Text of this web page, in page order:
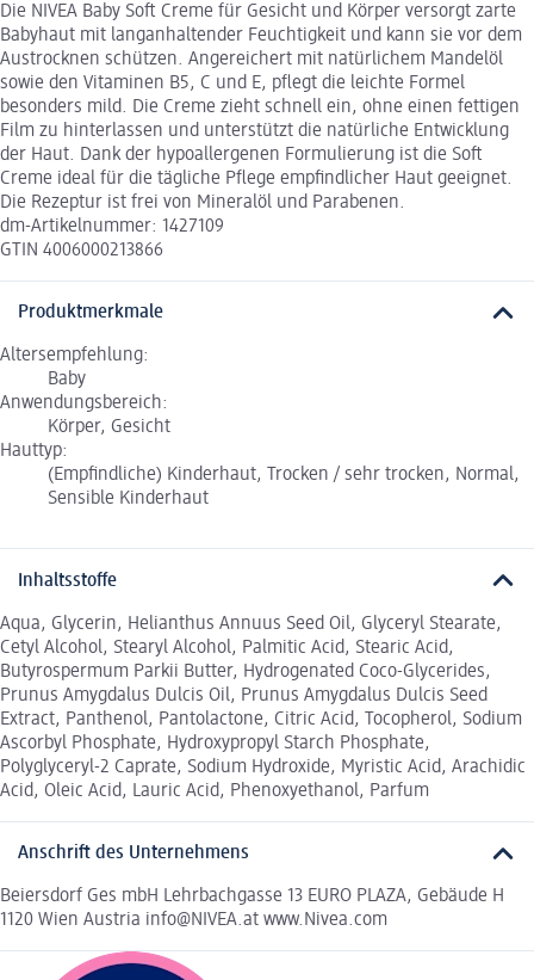
Die NIVEA Baby Soft Creme für Gesicht und Körper versorgt zarte
Babyhaut mit langanhaltender Feuchtigkeit und kann sie vor dem
Austrocknen schützen. Angereichert mit natürlichem Mandelöl
sowie den Vitaminen B5, C und E, pflegt die leichte Formel
besonders mild. Die Creme zieht schnell ein, ohne einen fettigen
Film zu hinterlassen und unterstützt die natürliche Entwicklung
der Haut. Dank der hypoallergenen Formulierung ist die Soft
Creme ideal für die tägliche Pflege empfindlicher Haut geeignet.
Die Rezeptur ist frei von Mineralöl und Parabenen.
dm-Artikelnummer: 1427109
GTIN 4006000213866
Produktmerkmale
Altersempfehlung:
Baby
Anwendungsbereich:
Körper, Gesicht
Hauttyp:
(Empfindliche) Kinderhaut, Trocken / sehr trocken, Normal,
Sensible Kinderhaut
Inhaltsstoffe
Aqua, Glycerin, Helianthus Annuus Seed Oil, Glyceryl Stearate,
Cetyl Alcohol, Stearyl Alcohol, Palmitic Acid, Stearic Acid,
Butyrospermum Parkii Butter, Hydrogenated Coco-Glycerides,
Prunus Amygdalus Dulcis Oil, Prunus Amygdalus Dulcis Seed
Extract, Panthenol, Pantolactone, Citric Acid, Tocopherol, Sodium
Ascorbyl Phosphate, Hydroxypropyl Starch Phosphate,
Polyglyceryl-2 Caprate, Sodium Hydroxide, Myristic Acid, Arachidic
Acid, Oleic Acid, Lauric Acid, Phenoxyethanol, Parfum
Anschrift des Unternehmens
Beiersdorf Ges mbH Lehrbachgasse 13 EURO PLAZA, Gebäude H
1120 Wien Austria info@NIVEA.at www.Nivea.com